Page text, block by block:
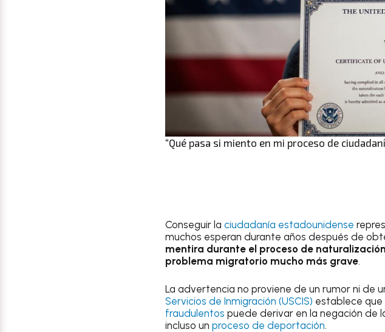
“Qué pasa si miento en mi proceso de
Conseguir la ciudadanía estadounidense
muchos esperan durante años después de
mentira durante el proceso de
problema migratorio mucho más grave.
La advertencia no proviene de un rumor ni de
Servicios de Inmigración (USCIS) establece
fraudulentos puede derivar en la negación de
incluso un proceso de deportación.